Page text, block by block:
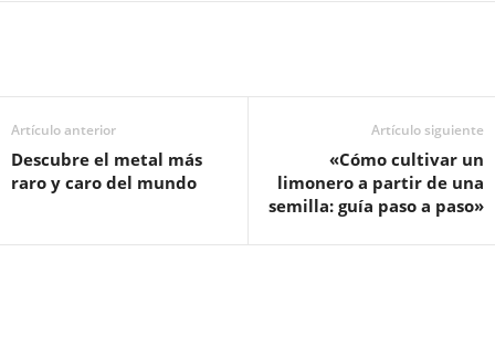
Artículo anterior
Descubre el metal más
raro y caro del mundo
Artículo siguiente
«Cómo cultivar un
limonero a partir de una
semilla: guía paso a paso»